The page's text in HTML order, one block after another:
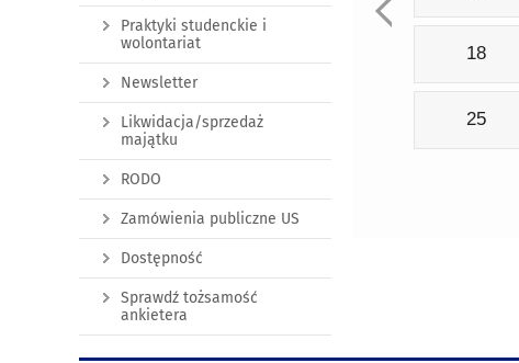
18
25
Praktyki studenckie i
wolontariat
Newsletter
Likwidacja/sprzedaż
majątku
RODO
Zamówienia publiczne US
Dostępność
Sprawdź tożsamość
ankietera